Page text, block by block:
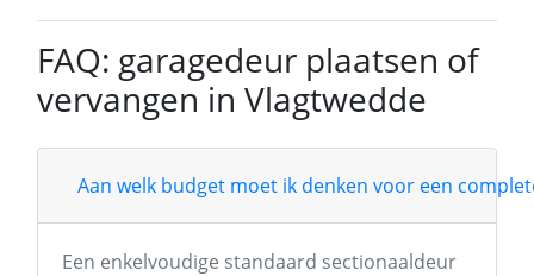
FAQ: garagedeur plaatsen of
vervangen in Vlagtwedde
Aan welk budget moet ik denken voor een
Een enkelvoudige standaard sectionaaldeur